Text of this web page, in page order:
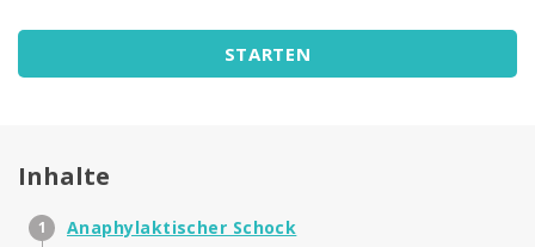
STARTEN
Inhalte
Anaphylaktischer Schock